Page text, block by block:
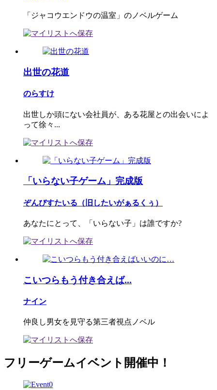
「ジャコウエンドウの温室」のノベルゲーム
出世の花道
のらすけ
出世しか頭にない会社員が、ある花屋との出会いによ
って徐々...
「いらない子ゲーム」完成版
ぞんびすたいる（旧したいがぁるくぅ）
あなたにとって、「いらない子」は誰ですか?
こいつらもう付き合えば...
ナイン
仲良し男女を見守る第三者視点ノベル
フリーゲームイベント開催中！